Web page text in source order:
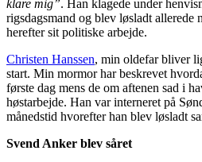
klare mig”. Han klagede under
rigsdagsmand og blev løsladt allerede
herefter sit politiske arbejde.
Christen Hanssen, min oldefar bliver
start. Min mormor har beskrevet
første dag mens de om aftenen sad i
høstarbejde. Han var interneret på
månedstid hvorefter han blev løsladt
Svend Anker blev såret